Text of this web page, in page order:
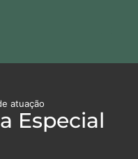
atuação
Especial